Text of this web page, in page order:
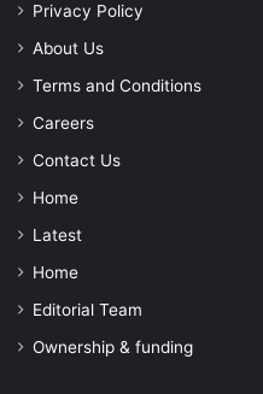
Privacy Policy
About Us
Terms and Conditions
Careers
Contact Us
Home
Latest
Home
Editorial Team
Ownership & funding